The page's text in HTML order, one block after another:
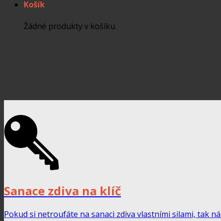
Košík
Žádné produkty v košíku.
Sanace zdiva na klíč
Pokud si netroufáte na sanaci zdiva vlastními silami, tak